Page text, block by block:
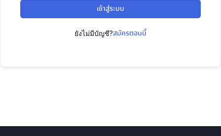
เข้าสู่ระบบ
ยังไม่มีบัญชี?สมัครตอนนี้